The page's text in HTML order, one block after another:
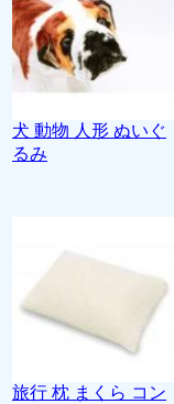
犬 動物 人形 ぬいぐ
るみ
旅行 枕 まくら コン